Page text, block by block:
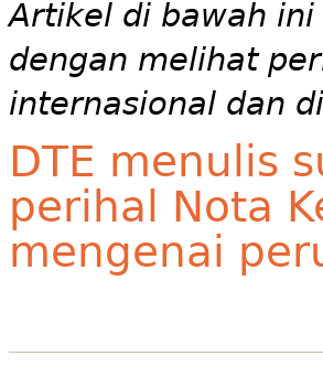
Artikel di bawah
dengan melihat
internasional dan
DTE menulis
perihal Nota
mengenai